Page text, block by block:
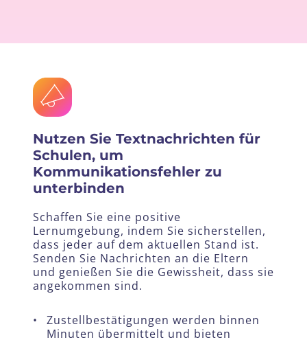
Nutzen Sie Textnachrichten für
Schulen, um
Kommunikationsfehler zu
unterbinden
Schaffen Sie eine positive
Lernumgebung, indem Sie sicherstellen,
dass jeder auf dem aktuellen Stand ist.
Senden Sie Nachrichten an die Eltern
und genießen Sie die Gewissheit, dass sie
angekommen sind.
•
Zustellbestätigungen werden binnen
Minuten übermittelt und bieten